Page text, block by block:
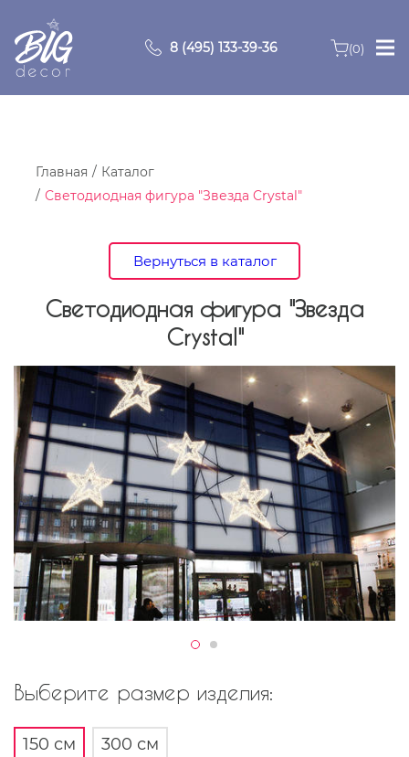
8 (495) 133-39-36 (0)
Главная
О компании
Видео
Контакты
Главная
Каталог
Светодиодная фигура "Звезда Crystal"
Вернуться в каталог
Светодиодная фигура "Звезда
Crystal"
Выберите размер изделия:
150 см 300 см